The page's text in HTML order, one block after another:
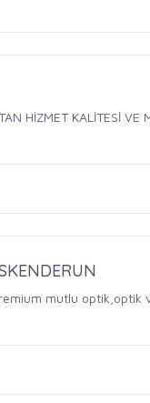
mutlu optik,optik